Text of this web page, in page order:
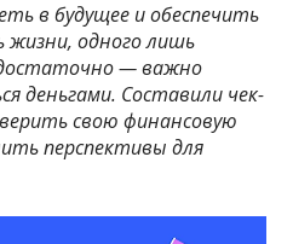
в будущее и обеспечить
жизни, одного лишь
— важно
деньгами. Составили чек-
свою финансовую
перспективы для